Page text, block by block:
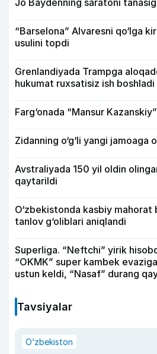
Jo Baydenning saratoni
“Barselona” Alvaresni qo‘lga
usulini topdi
Grenlandiyada Trampga
hukumat ruxsatisiz ish boshladi
Farg‘onada “Mansur
Zidanning o‘g‘li yangi jamoaga
Avstraliyada 150 yil oldin
qaytarildi
O‘zbekistonda kasbiy mahorat
tanlov g‘oliblari aniqlandi
Superliga. “Neftchi” yirik
“OKMK” super kambek
ustun keldi, “Nasaf” durang
Tavsiyalar
O‘zbekiston